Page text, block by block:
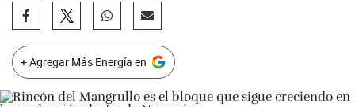
+ Agregar Más Energía en